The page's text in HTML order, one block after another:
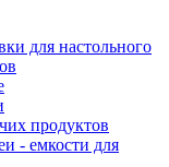
для настольного
продуктов
- емкости для